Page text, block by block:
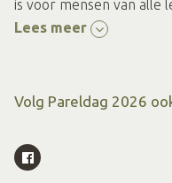
is voor mensen van alle
fietstocht start tussen
Ook dit jaar heeft de
Lees meer
Volg Pareldag 2026